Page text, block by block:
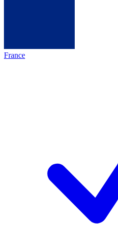
France